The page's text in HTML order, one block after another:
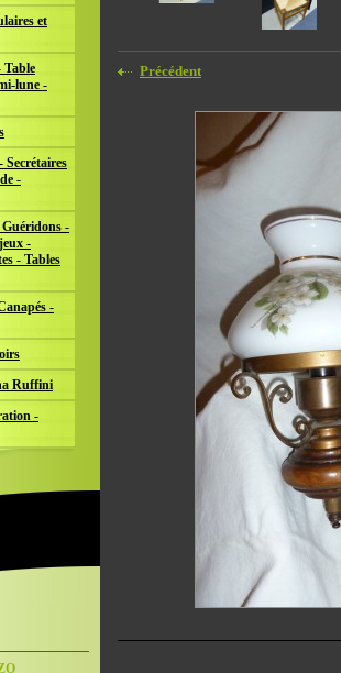
Précédent
et
Table
lune -
Secrétaires
-
Guéridons -
-
- Tables
-
Ruffini
-